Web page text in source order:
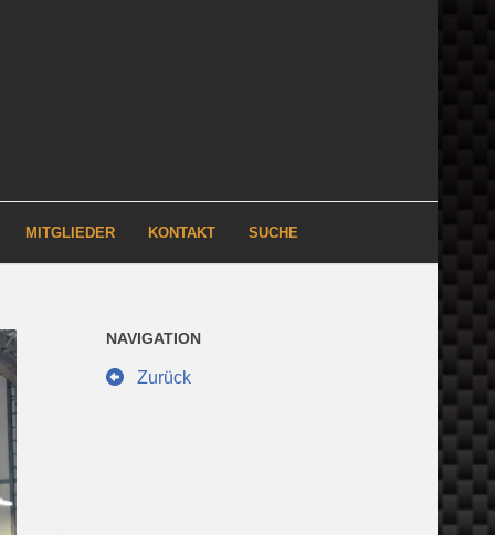
MITGLIEDER KONTAKT SUCHE
NAVIGATION
Zurück